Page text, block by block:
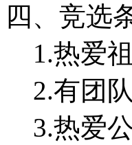
四、竞选
1.热爱
2.有团
3.热爱